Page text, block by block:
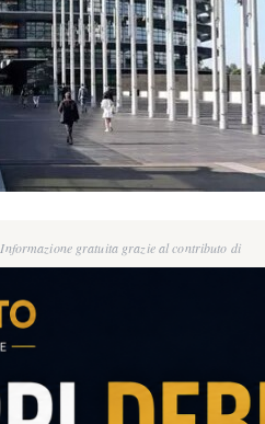
Informazione gratuita grazie al contributo di